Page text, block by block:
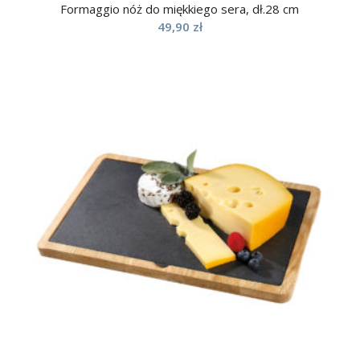
Formaggio nóż do miękkiego sera, dł.28 cm
49,90 zł